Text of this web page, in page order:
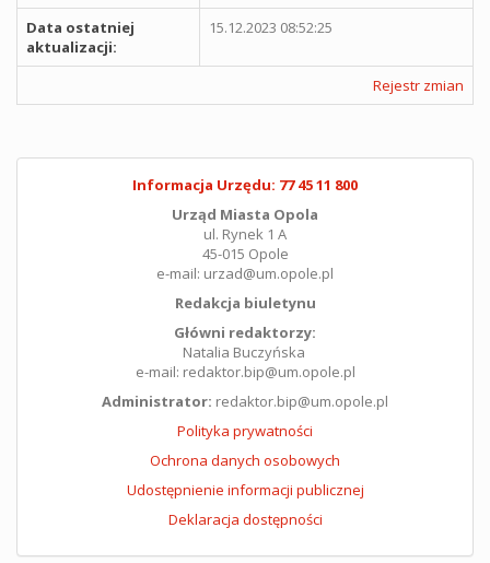
Data ostatniej
aktualizacji:
15.12.2023 08:52:25
Rejestr zmian
Informacja Urzędu: 77 45 11 800
Urząd Miasta Opola
ul. Rynek 1 A
45-015 Opole
e-mail: urzad@um.opole.pl
Redakcja biuletynu
Główni redaktorzy:
Natalia Buczyńska
e-mail: redaktor.bip@um.opole.pl
Administrator: redaktor.bip@um.opole.pl
Polityka prywatności
Ochrona danych osobowych
Udostępnienie informacji publicznej
Deklaracja dostępności